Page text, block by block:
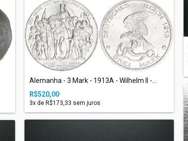
Alemanha - 3 Mark - 1913A - Wilhelm II -...
R$520,00
3x de R$173,33 sem juros